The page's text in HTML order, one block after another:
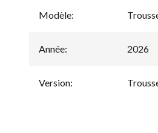
Modèle:
Année: 2026
Version: